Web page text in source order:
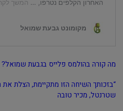
מה קורה בהולמס פלייס בגבעת שמואל?
“בזכותך השיחה הזו מתקיימת, הצלת את
שטרנטל, מכיר טובה